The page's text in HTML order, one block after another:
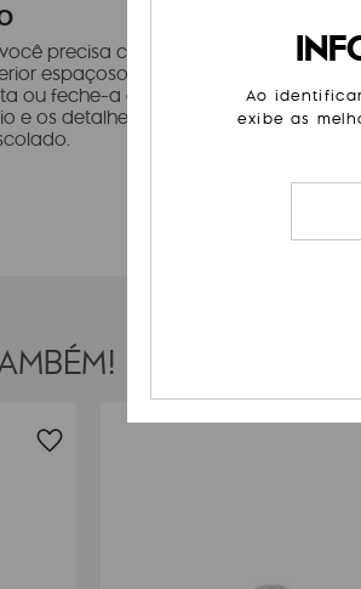
precisa carregar um pouco mais,
espaçoso da Elmar comporta tudo o
ou feche-a com os dois cordões
e os detalhes tom sobre tom
Ao
exibe as